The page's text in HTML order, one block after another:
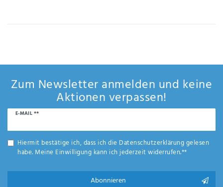
Hiermit
ich die
Daten­
Zum Newsletter anmelden und keine
Aktionen verpassen!
E-MAIL **
Newsletter
Hiermit bestätige ich, dass ich die Daten­schutz­erklärunggelesen
habe. Meine Einwilligung kann ich jederzeit widerrufen.**
Abonnieren